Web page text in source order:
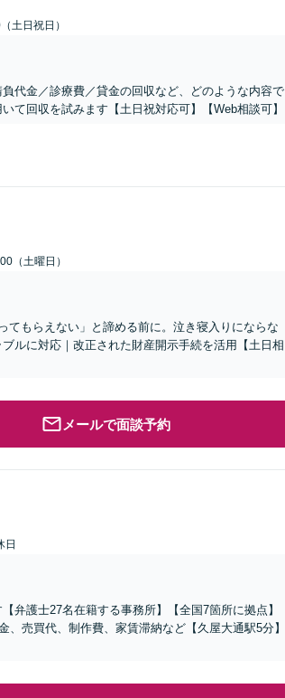
土日祝日）
代金／診療費／貸金の回収など、どのような内容で
て回収を試みます【土日祝対応可】【Web相談可】
（土曜日）
てもらえない」と諦める前に。泣き寝入りにならな
ルに対応｜改正された財産開示手続を活用【土日相
メールで面談予約
日
弁護士27名在籍する事務所】【全国7箇所に拠点】
売買代、制作費、家賃滞納など【久屋大通駅5分】